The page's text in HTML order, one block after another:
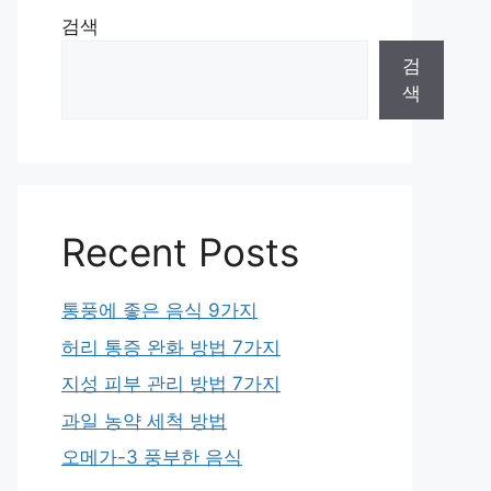
검색
검
색
Recent Posts
통풍에 좋은 음식 9가지
허리 통증 완화 방법 7가지
지성 피부 관리 방법 7가지
과일 농약 세척 방법
오메가-3 풍부한 음식